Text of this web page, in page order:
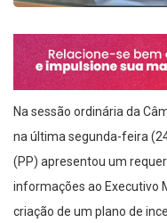
Na sessão ordinária da
na última segunda-feira
(PP) apresentou um
informações ao Executivo
criação de um plano de
município, reconhecido